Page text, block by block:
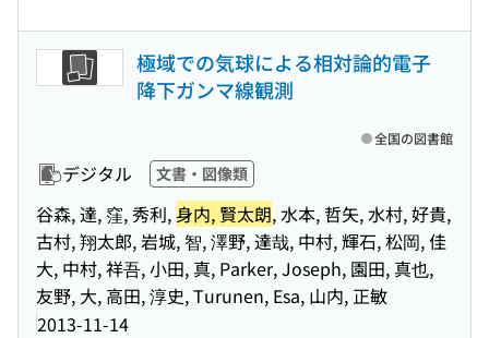
極域での気球による相対論的電子
降下ガンマ線観測
デジタル 文書・図像類
谷森, 達, 窪, 秀利, 身内, 賢太朗, 水本, 哲矢, 水村, 好貴,
古村, 翔太郎, 岩城, 智, 澤野, 達哉, 中村, 輝石, 松岡, 佳
大, 中村, 祥吾, 小田, 真, Parker, Joseph, 園田, 真也,
友野, 大, 高田, 淳史, Turunen, Esa, 山内, 正敏
2013-11-14
全国の図書館